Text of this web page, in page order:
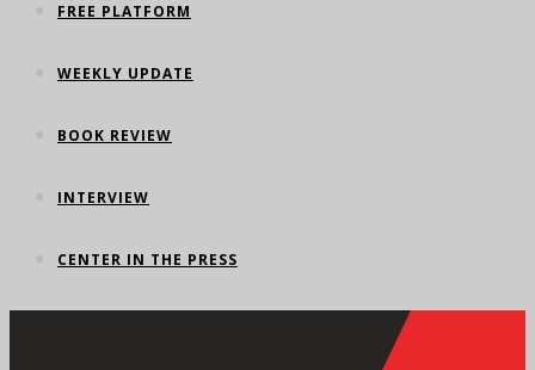
FREE PLATFORM
WEEKLY UPDATE
BOOK REVIEW
INTERVIEW
CENTER IN THE PRESS